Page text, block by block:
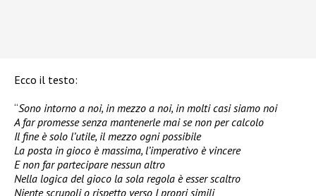
Ecco il testo:
“Sono intorno a noi, in mezzo a noi, in molti casi siamo noi
A far promesse senza mantenerle mai se non per calcolo
Il fine è solo l’utile, il mezzo ogni possibile
La posta in gioco è massima, l’imperativo è vincere
E non far partecipare nessun altro
Nella logica del gioco la sola regola è esser scaltro
Niente scrupoli o rispetto verso I propri simili